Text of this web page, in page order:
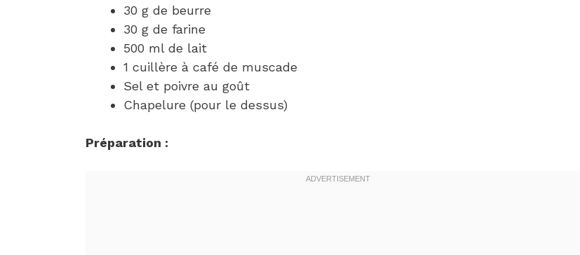
30 g de beurre
30 g de farine
500 ml de lait
1 cuillère à café de muscade
Sel et poivre au goût
Chapelure (pour le dessus)
Préparation :